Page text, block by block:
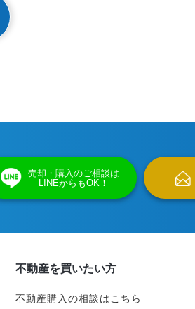
売却・購入のご相談は
LINEからもOK！
不動産を買いたい方
不動産購入の相談はこちら